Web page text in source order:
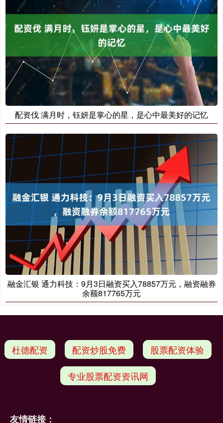
配资伐 满月时，钰妍是掌心的星，是心中最美好的记忆
融金汇银 通力科技：9月3日融资买入78857万元，融资融券
余额817765万元
杜德配资 配资炒股免费 股票配资体验
专业股票配资资讯网
友情链接：